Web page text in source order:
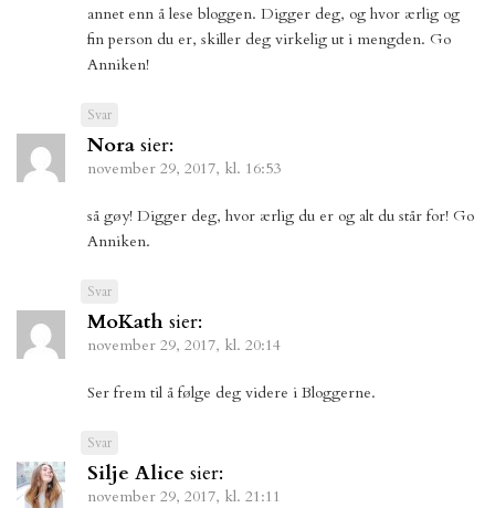
annet enn å lese bloggen. Digger deg, og hvor ærlig og
fin person du er, skiller deg virkelig ut i mengden. Go
Anniken!
Svar
Nora sier:
november 29, 2017, kl. 16:53
så gøy! Digger deg, hvor ærlig du er og alt du står for! Go
Anniken.
Svar
MoKath sier:
november 29, 2017, kl. 20:14
Ser frem til å følge deg videre i Bloggerne.
Svar
Silje Alice sier:
november 29, 2017, kl. 21:11